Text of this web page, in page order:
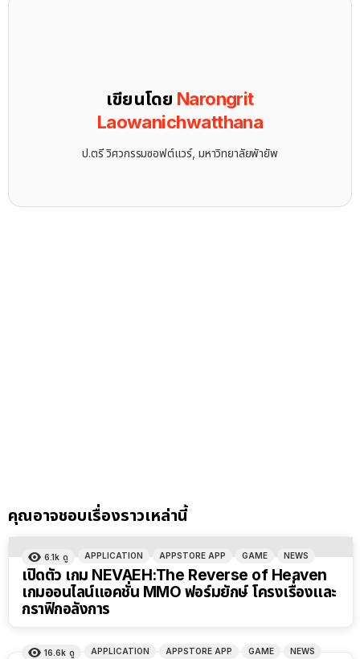
เขียนโดย Narongrit
Laowanichwatthana
ป.ตรี วิศวกรรมซอฟต์แวร์, มหาวิทยาลัยพัายัพ
คุณอาจชอบเรื่องราวเหล่านี้
6.1k ดู APPLICATION APPSTORE APP GAME NEWS
เปิดตัว เกม NEVAEH:The Reverse of Heaven
เกมออนไลน์แอคชั่น MMO ฟอร์มยักษ์ โครงเรื่องและ
กราฟิกอลังการ
16.6k ดู APPLICATION APPSTORE APP GAME NEWS